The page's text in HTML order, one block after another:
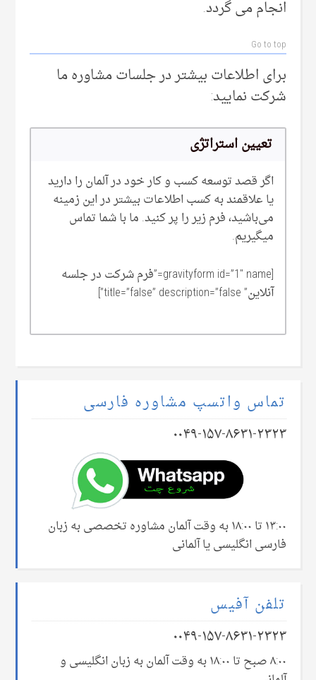
انجام می گردد.
Go to top
برای اطلاعات بیشتر در جلسات مشاوره ما
شرکت نمایید:
تعیین استراتژی
اگر قصد توسعه کسب و کار خود در آلمان را دارید
یا علاقمند به کسب اطلاعات بیشتر در این زمینه
می‌‌باشید، فرم زیر را پر کنید. ما با شما تماس
میگیریم.
[gravityform id=”1″ name=”فرم شرکت در جلسه
آنلاین” title=”false” description=”false”]
تماس واتسپ مشاوره فارسی
۰۰۴۹-۱۵۷-۸۶۳۱-۲۳۲۳
۱۳:۰۰ تا ۱۸:۰۰ به وقت آلمان مشاوره تخصصی به زبان
فارسی انگلیسی یا آلمانی
تلفن آفیس
۰۰۴۹-۱۵۷-۸۶۳۱-۲۳۲۳
۸:۰۰ صبح تا ۱۸:۰۰ به وقت آلمان به زبان انگلیسی و